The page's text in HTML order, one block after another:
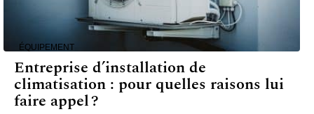
ÉQUIPEMENT
Entreprise d’installation de
climatisation : pour quelles raisons lui
faire appel ?